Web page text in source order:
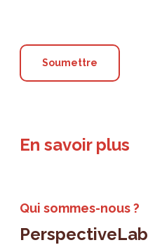
En savoir plus
Qui sommes-nous ?
PerspectiveLab